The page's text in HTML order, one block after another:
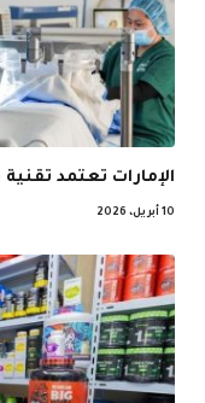
الإمارات تعتمد
10 أبريل، 2026